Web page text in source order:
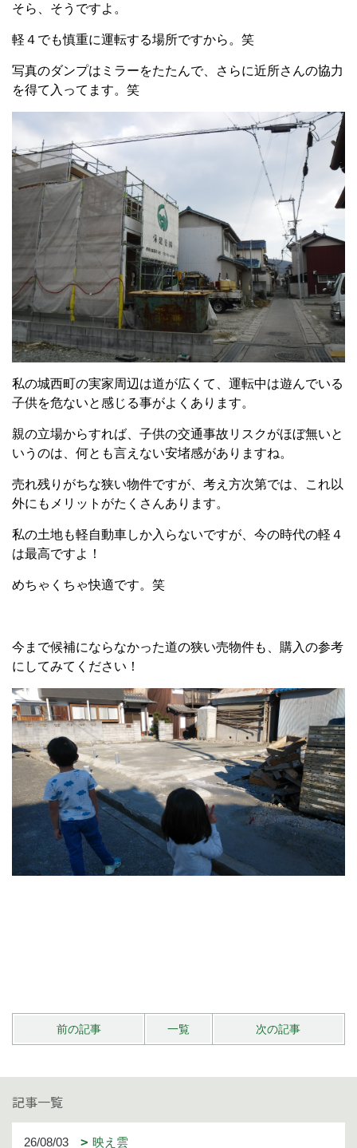
そら、そうですよ。
軽４でも慎重に運転する場所ですから。笑
写真のダンプはミラーをたたんで、さらに近所さんの協力
を得て入ってます。笑
私の城西町の実家周辺は道が広くて、運転中は遊んでいる
子供を危ないと感じる事がよくあります。
親の立場からすれば、子供の交通事故リスクがほぼ無いと
いうのは、何とも言えない安堵感がありますね。
売れ残りがちな狭い物件ですが、考え方次第では、これ以
外にもメリットがたくさんあります。
私の土地も軽自動車しか入らないですが、今の時代の軽４
は最高ですよ！
めちゃくちゃ快適です。笑
今まで候補にならなかった道の狭い売物件も、購入の参考
にしてみてください！
前の記事 一覧 次の記事
記事一覧
26/08/03 映え雲